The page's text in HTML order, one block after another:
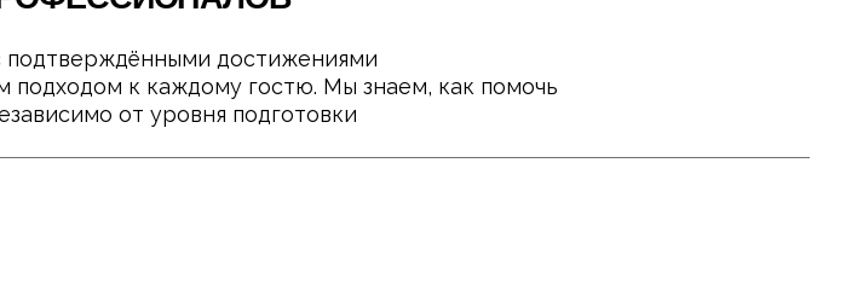
ТРЕЙД-ИН НА ФИТНЕС